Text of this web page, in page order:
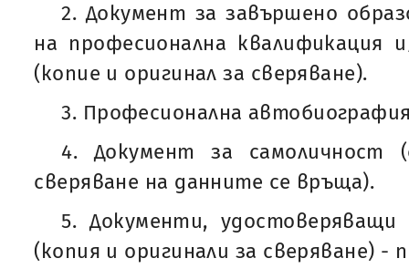
2. Документ за завършено
на професионална квалификация
(копие и оригинал за сверяване).
3. Професионална автобиография
4. Документ за самоличност
сверяване на данните се връща).
5. Документи,
(копия и оригинали за сверяване) -